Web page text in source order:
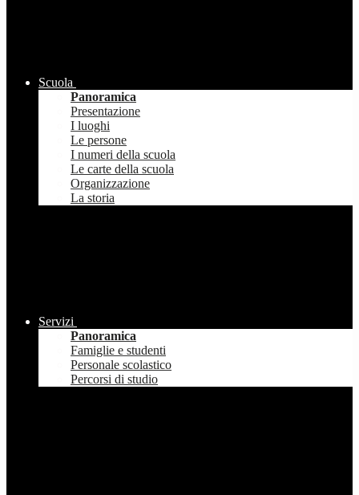
Scuola
Panoramica
Presentazione
I luoghi
Le persone
I numeri della scuola
Le carte della scuola
Organizzazione
La storia
Servizi
Panoramica
Famiglie e studenti
Personale scolastico
Percorsi di studio